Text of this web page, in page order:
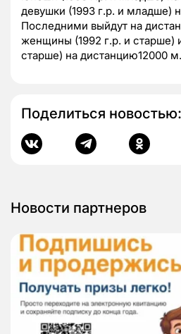
девушки (1993 г.р. и младше)
Последними выйдут на
женщины (1992 г.р. и старше)
старше) на дистанцию12000 м.
Поделиться новостью:
Новости партнеров